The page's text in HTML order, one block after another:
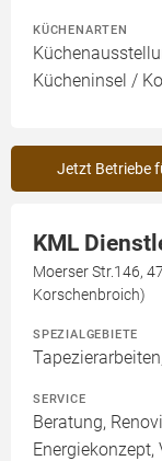
KÜCHENARTEN
Kücheninsel /
Jetzt Betriebe
KML
Moerser Str.146,
Korschenbroich)
SPEZIALGEBIETE
SERVICE
Beratung,